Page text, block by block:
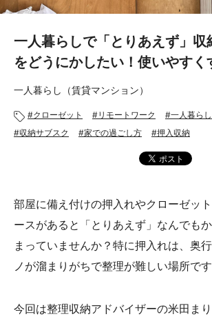
あんしんサポート
料金
プラン診断
よくある質問
企業様へ
一人暮らしで「とりあえず」収
をどうにかしたい！使いやすく
一人暮らし（賃貸マンション）
クローゼット リモートワーク 一人暮らし
収納サブスク
家での過ごし方 押入収納
部屋に備え付けの押入れやクローゼッ
ースがあると「とりあえず」なんでも
まっていませんか？特に押入れは、奥
ノが溜まりがちで整理が難しい場所です
今回は整理収納アドバイザーの米田ま